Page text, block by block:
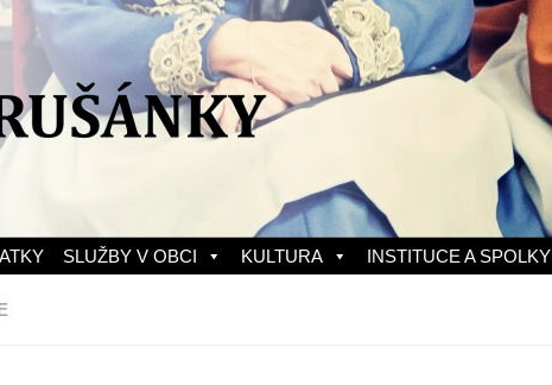
SLUŽBY V OBCI KULTURA INSTITUCE A SPOLKY